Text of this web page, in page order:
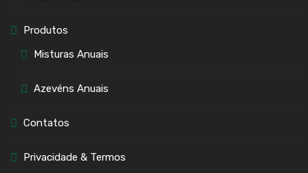
Produtos
Misturas Anuais
Azevéns Anuais
Contatos
Privacidade & Termos